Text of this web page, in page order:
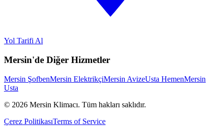
Yol Tarifi Al
Mersin'de Diğer Hizmetler
Mersin ŞofbenMersin ElektrikçiMersin AvizeUsta HemenMersin
Usta
© 2026 Mersin Klimacı. Tüm hakları saklıdır.
Çerez PolitikasıTerms of Service